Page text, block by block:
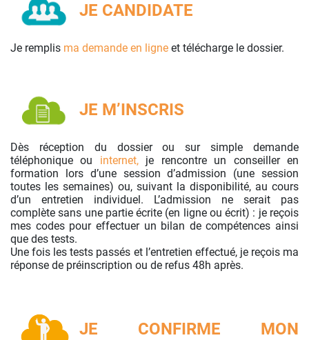
JE CANDIDATE
Je remplis ma demande en ligne et télécharge le dossier.
JE M’INSCRIS
Dès réception du dossier ou sur simple demande
téléphonique ou internet,je rencontre un conseiller en
formation lors d’une session d’admission (une session
toutes les semaines) ou, suivant la disponibilité, au cours
d’un entretien individuel. L’admission ne serait pas
complète sans une partie écrite (en ligne ou écrit) : je reçois
mes codes pour effectuer un bilan de compétences ainsi
que des tests.
Une fois les tests passés et l’entretien effectué, je reçois ma
réponse de préinscription ou de refus 48h après.
JE CONFIRME MON